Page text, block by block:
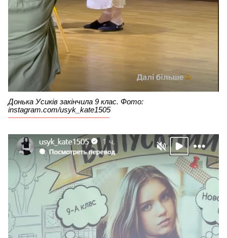
Донька Усиків закінчила 9 клас. Фото:
instagram.com/usyk_kate1505